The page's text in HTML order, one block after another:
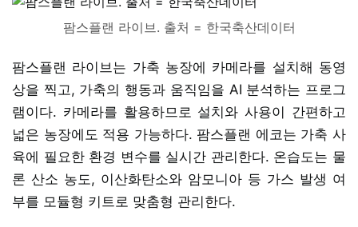
팜스플랜 라이브. 출처 = 한국축산데이터
팜스플랜 라이브는 가축 농장에 카메라를 설치해 동영
상을 찍고, 가축의 행동과 움직임을 AI 분석하는 프로그
램이다. 카메라를 활용하므로 설치와 사용이 간편하고
넓은 농장에도 적용 가능하다. 팜스플랜 에코는 가축 사
육에 필요한 환경 변수를 실시간 관리한다. 온습도는 물
론 산소 농도, 이산화탄소와 암모니아 등 가스 발생 여
부를 모듈형 키트로 맞춤형 관리한다.